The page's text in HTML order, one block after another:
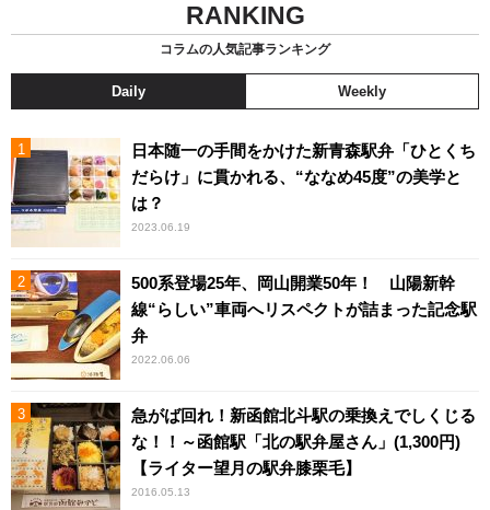
RANKING
コラムの人気記事ランキング
Daily Weekly
日本随一の手間をかけた新青森駅弁「ひとくち
だらけ」に貫かれる、“ななめ45度”の美学と
は？
2023.06.19
500系登場25年、岡山開業50年！ 山陽新幹
線“らしい”車両へリスペクトが詰まった記念駅
弁
2022.06.06
急がば回れ！新函館北斗駅の乗換えでしくじる
な！！～函館駅「北の駅弁屋さん」(1,300円)
【ライター望月の駅弁膝栗毛】
2016.05.13